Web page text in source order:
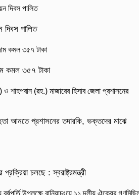
দিবস পালিত
কমল ৩৫৭ টাকা
আনতে প্রশাসনের তদারকি, ভক্তদের মাঝে
চলছে : স্বরাষ্ট্রমন্ত্রী